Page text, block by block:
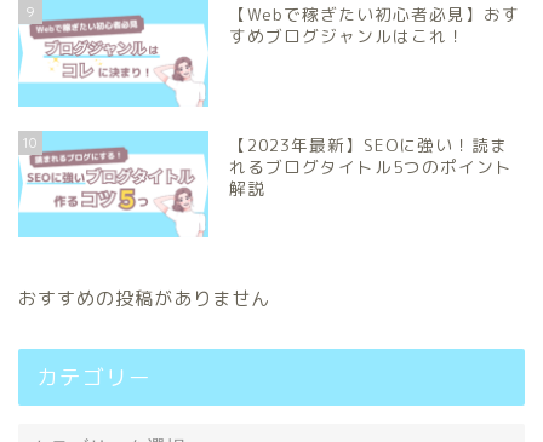
9
【Webで稼ぎたい初心者必見】おす
すめブログジャンルはこれ！
10
【2023年最新】SEOに強い！読ま
れるブログタイトル5つのポイント
解説
おすすめの投稿がありません
カテゴリー